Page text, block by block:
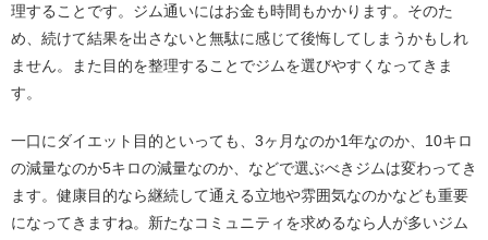
理することです。ジム通いにはお金も時間もかかります。そのた
め、続けて結果を出さないと無駄に感じて後悔してしまうかもしれ
ません。また目的を整理することでジムを選びやすくなってきま
す。
一口にダイエット目的といっても、3ヶ月なのか1年なのか、10キロ
の減量なのか5キロの減量なのか、などで選ぶべきジムは変わってき
ます。健康目的なら継続して通える立地や雰囲気なのかなども重要
になってきますね。新たなコミュニティを求めるなら人が多いジム